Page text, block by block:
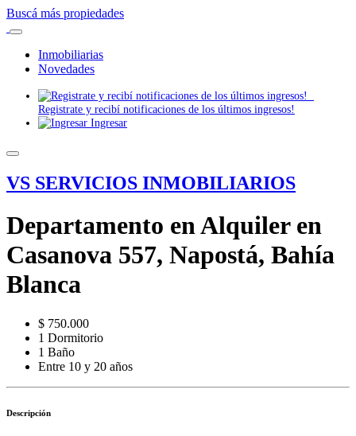
Buscá más propiedades
Inmobiliarias
Novedades
Registrate y recibí notificaciones de los últimos ingresos!
Ingresar
VS SERVICIOS INMOBILIARIOS
Departamento en Alquiler en
Casanova 557, Napostá, Bahía
Blanca
$ 750.000
1 Dormitorio
1 Baño
Entre 10 y 20 años
Descripción